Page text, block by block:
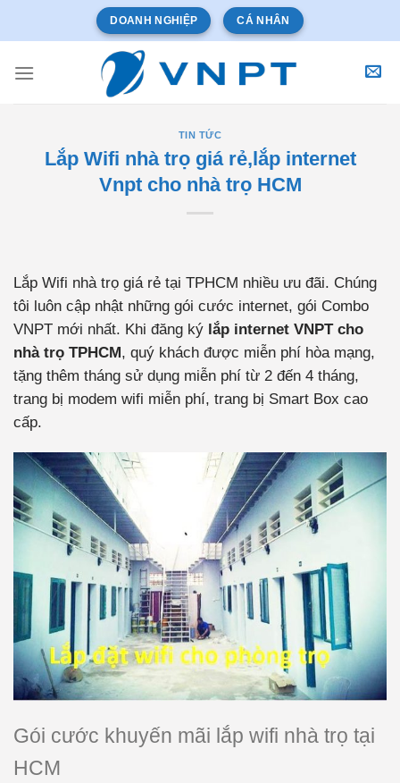
dung
DOANH NGHIỆP CÁ NHÂN
TIN TỨC
Lắp Wifi nhà trọ giá rẻ,lắp internet
Vnpt cho nhà trọ HCM
Lắp Wifi nhà trọ giá rẻ tại TPHCM nhiều ưu đãi. Chúng
tôi luôn cập nhật những gói cước internet, gói Combo
VNPT mới nhất. Khi đăng ký lắp internet VNPT cho
nhà trọ TPHCM, quý khách được miễn phí hòa mạng,
tặng thêm tháng sử dụng miễn phí từ 2 đến 4 tháng,
trang bị modem wifi miễn phí, trang bị Smart Box cao
cấp.
Gói cước khuyến mãi lắp wifi nhà trọ tại
HCM